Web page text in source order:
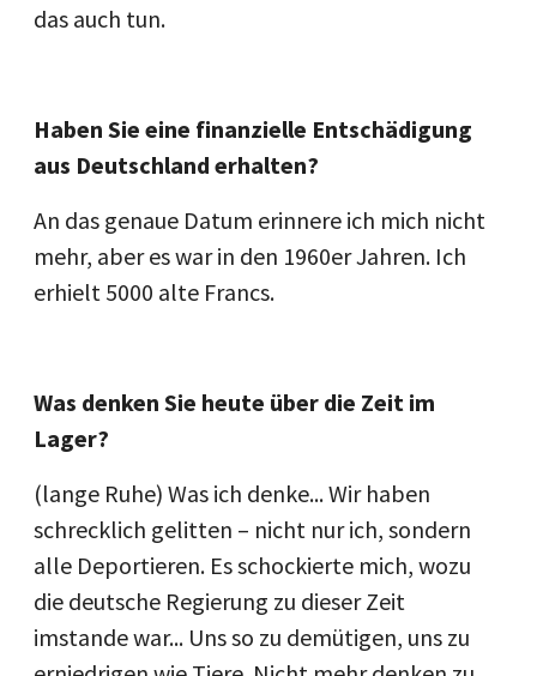
das auch tun.
Haben Sie eine finanzielle Entschädigung
aus Deutschland erhalten?
An das genaue Datum erinnere ich mich nicht
mehr, aber es war in den 1960er Jahren. Ich
erhielt 5000 alte Francs.
Was denken Sie heute über die Zeit im
Lager?
(lange Ruhe) Was ich denke... Wir haben
schrecklich gelitten – nicht nur ich, sondern
alle Deportieren. Es schockierte mich, wozu
die deutsche Regierung zu dieser Zeit
imstande war... Uns so zu demütigen, uns zu